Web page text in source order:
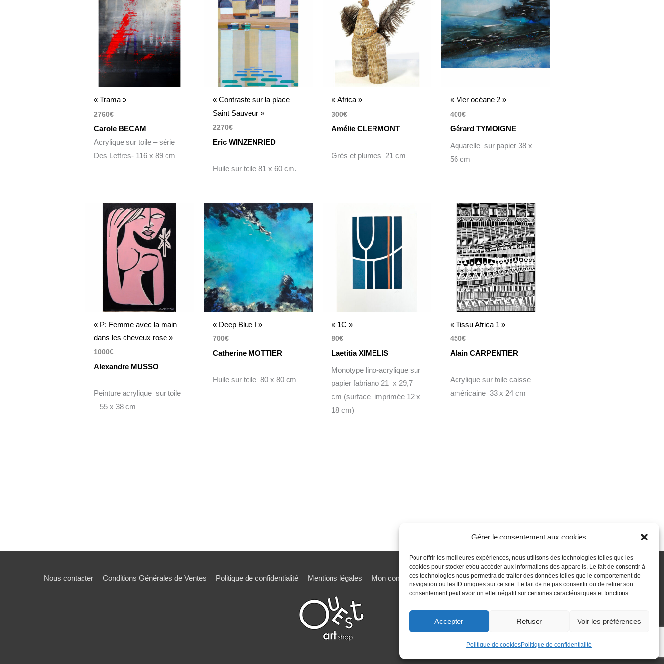
Gérer le consentement aux cookies
Pour offrir les meilleures expériences, nous utilisons des technologies telles que les
cookies pour stocker et/ou accéder aux informations des appareils. Le fait de consentir à
ces technologies nous permettra de traiter des données telles que le comportement de
navigation ou les ID uniques sur ce site. Le fait de ne pas consentir ou de retirer son
consentement peut avoir un effet négatif sur certaines caractéristiques et fonctions.
Accepter Refuser Voir les préférences
Politique de cookiesPolitique de confidentialité
« Trama »
2760€
Carole BECAM
Acrylique sur toile – série
Des Lettres- 116 x 89 cm
« Contraste sur la place
Saint Sauveur »
2270€
Eric WINZENRIED
Huile sur toile 81 x 60 cm.
« Africa »
300€
Amélie CLERMONT
Grès et plumes 21 cm
« Mer océane 2 »
400€
Gérard TYMOIGNE
Aquarelle sur papier 38 x
56 cm
« P: Femme avec la main
dans les cheveux rose »
1000€
Alexandre MUSSO
Peinture acrylique sur toile
– 55 x 38 cm
« Deep Blue I »
700€
Catherine MOTTIER
Huile sur toile 80 x 80 cm
« 1C »
80€
Laetitia XIMELIS
Monotype lino-acrylique sur
papier fabriano 21 x 29,7
cm (surface imprimée 12 x
18 cm)
« Tissu Africa 1 »
450€
Alain CARPENTIER
Acrylique sur toile caisse
américaine 33 x 24 cm
Nous contacter Conditions Générales de Ventes Politique de confidentialité Mentions légales Mon compte Mot de passe perdu Newsletter Politique de cookies (UE)